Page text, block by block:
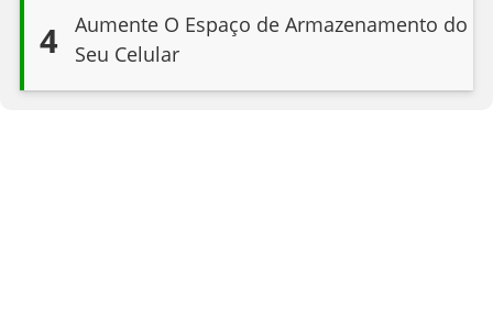
4
Aumente O Espaço de Armazenamento do
Seu Celular